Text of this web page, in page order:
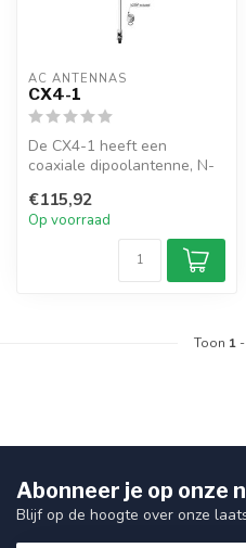
AC ANTENNAS
CX4-1
De CX4-1 heeft een
coaxiale dipoolantenne, N-
mannelij...
€115,92
Op voorraad
Toon 1 -
Abonneer je op onze
Blijf op de hoogte over onze